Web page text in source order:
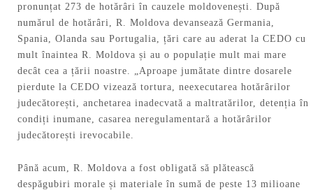
pronunțat 273 de hotărâri în cauzele moldovenești. După
numărul de hotărâri, R. Moldova devansează Germania,
Spania, Olanda sau Portugalia, țări care au aderat la CEDO cu
mult înaintea R. Moldova și au o populație mult mai mare
decât cea a țării noastre. „Aproape jumătate dintre dosarele
pierdute la CEDO vizează tortura, neexecutarea hotărârilor
judecătorești, anchetarea inadecvată a maltratărilor, detenția în
condiți inumane, casarea neregulamentară a hotărârilor
judecătorești irevocabile.
Până acum, R. Moldova a fost obligată să plătească
despăgubiri morale și materiale în sumă de peste 13 milioane